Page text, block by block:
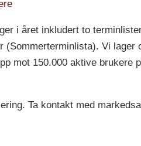
i året inkludert to
(Sommerterminlista). Vi lager
mot 150.000 aktive brukere
Ta kontakt med